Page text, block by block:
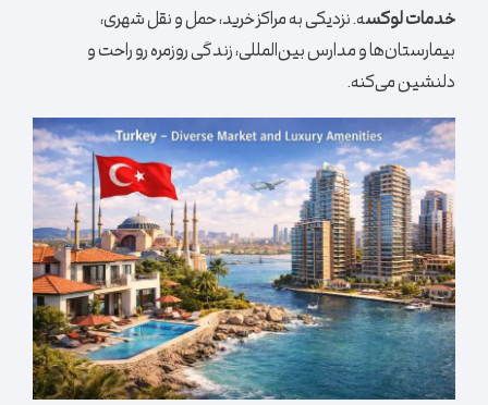
خدمات لوکسه. نزدیکی به مراکز خرید، حمل و نقل شهری،
بیمارستان‌ها و مدارس بین‌المللی، زندگی روزمره رو راحت و
دلنشین می‌کنه.